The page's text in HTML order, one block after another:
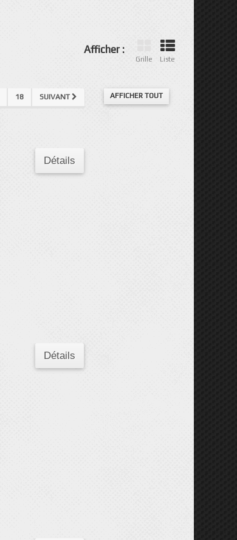
Afficher :
Grille Liste
AFFICHER TOUT
18 SUIVANT
Détails
Détails